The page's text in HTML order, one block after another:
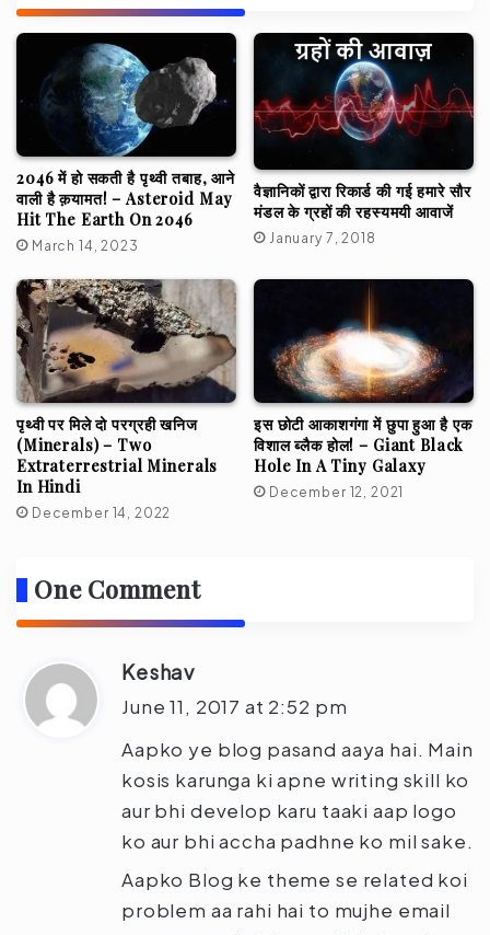
2046 में हो सकती है पृथ्वी तबाह, आने
वाली है क़यामत! – Asteroid May
Hit The Earth On 2046
March 14, 2023
वैज्ञानिकों द्वारा रिकार्ड की गई हमारे सौर
मंडल के ग्रहों की रहस्यमयी आवाजें
January 7, 2018
पृथ्वी पर मिले दो परग्रही खनिज
(Minerals) – Two
Extraterrestrial Minerals
In Hindi
December 14, 2022
इस छोटी आकाशगंगा में छुपा हुआ है एक
विशाल ब्लैक होल! – Giant Black
Hole In A Tiny Galaxy
December 12, 2021
One Comment
Keshav
a
:
June 11, 2017 at 2:52 pm
Aapko ye blog pasand aaya hai. Main
kosis karunga ki apne writing skill ko
aur bhi develop karu taaki aap logo
ko aur bhi accha padhne ko mil sake.
Aapko Blog ke theme se related koi
problem aa rahi hai to mujhe email